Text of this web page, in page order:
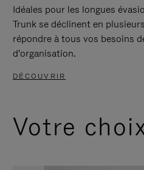
Idéales pour les longues
Trunk se déclinent en
répondre à tous vos besoins
d'organisation.
DÉCOUVRIR
Votre